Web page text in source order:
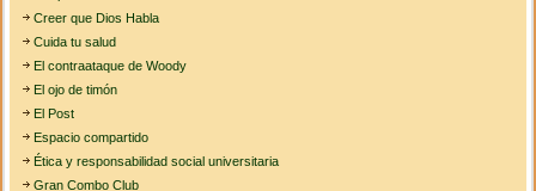
Creer que Dios Habla
Cuida tu salud
El contraataque de Woody
El ojo de timón
El Post
Espacio compartido
Ética y responsabilidad social universitaria
Gran Combo Club